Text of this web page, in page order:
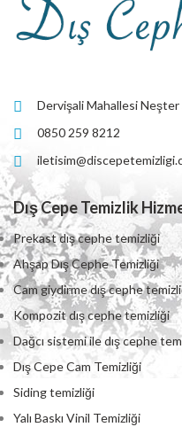
Dervişali Mahallesi
0850 259 8212
Dış Cepe Temizlik
Prekast dış cephe temizliği
Ahşap Dış Cephe Temizliği
Cam giydirme dış cephe
Kompozit dış cephe temizliği
Dağcı sistemi ile dış cephe
Dış Cepe Cam Temizliği
Siding temizliği
Yalı Baskı Vinil Temizliği